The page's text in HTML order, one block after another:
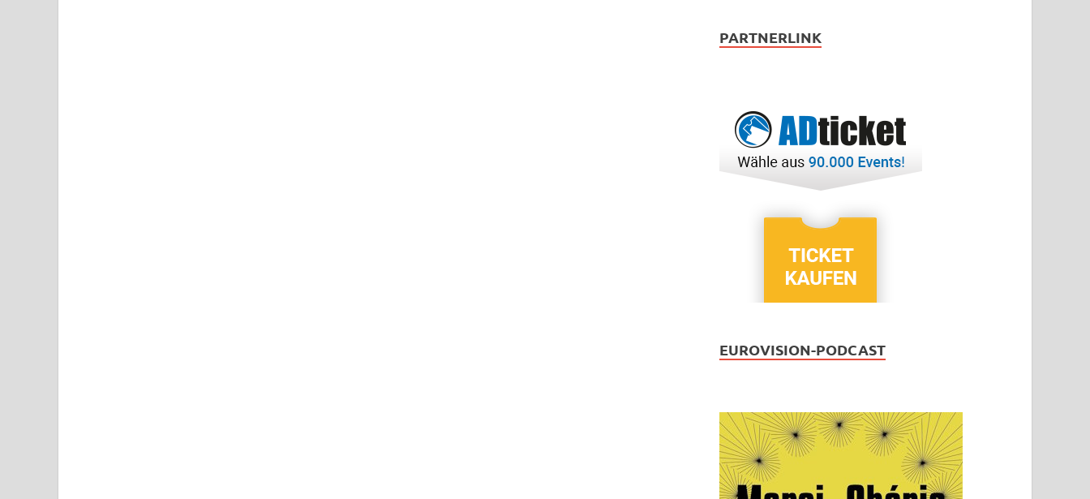
PARTNERLINK
EUROVISION-PODCAST